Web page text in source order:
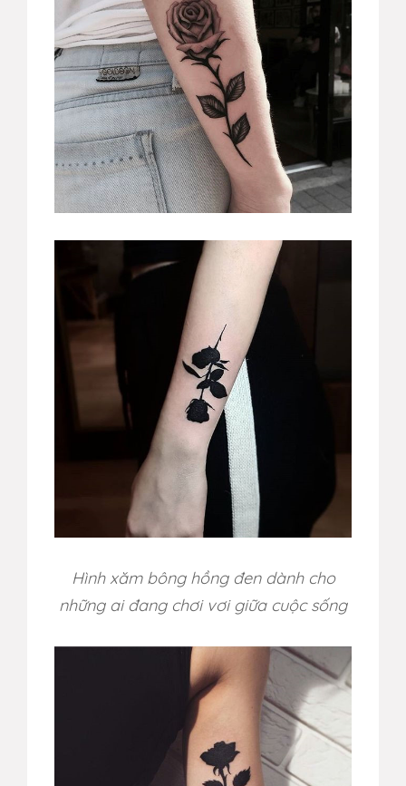
Hình xăm bông hồng đen dành cho
những ai đang chơi vơi giữa cuộc sống